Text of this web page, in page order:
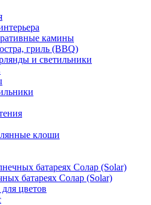
камины
гриль (BBQ)
и светильники
клоши
батареях Солар (Solar)
батареях Солар (Solar)
цветов